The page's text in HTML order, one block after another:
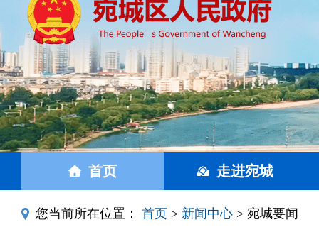
首页 走进宛城
您当前所在位置： 首页 > 新闻中心 > 宛城要闻